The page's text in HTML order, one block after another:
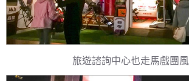
旅遊諮詢中心也走馬戲團風